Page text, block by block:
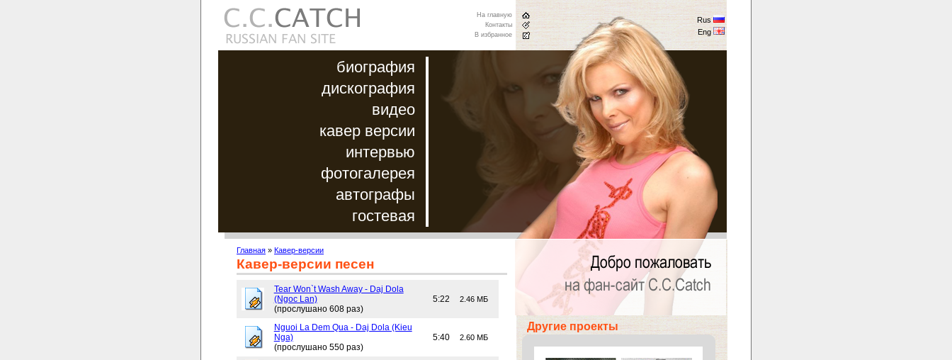
биография
дискография
видео
кавер версии
интервью
фотогалерея
автографы
гостевая
На главную
Контакты
В избранное
Rus
Eng
Главная » Кавер-версии
Кавер-версии песен
Tear Won`t Wash Away - Daj Dola
(Ngoc Lan)
(прослушано 608 раз)
5:22 2.46 МБ
Nguoi La Dem Qua - Daj Dola (Kieu
Nga)
(прослушано 550 раз)
5:40 2.60 МБ
Другие проекты